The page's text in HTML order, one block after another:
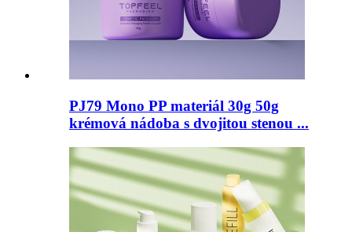
PJ79 Mono PP materiál 30g 50g
krémová nádoba s dvojitou stenou ...